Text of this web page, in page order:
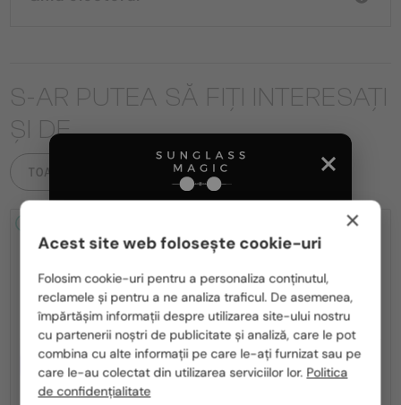
S-AR PUTEA SĂ FIȚI INTERESAȚI
ȘI DE
TOATE PRODUSELE
CU LENTILĂ MONOFOCALĂ PLUS
330 RON
Tom Ford—Cadru optic
CU LENTILĂ MONOFOCALĂ PLUS
330 RON
România / RO
Polska / PL
Magyarország / HU
United Arab Emirates / EN
×
Acest site web folosește cookie-uri
Folosim cookie-uri pentru a personaliza conținutul,
reclamele și pentru a ne analiza traficul. De asemenea,
împărtășim informații despre utilizarea site-ului nostru
cu partenerii noștri de publicitate și analiză, care le pot
combina cu alte informații pe care le-ați furnizat sau pe
care le-au colectat din utilizarea serviciilor lor. Politica
de confidențialitate